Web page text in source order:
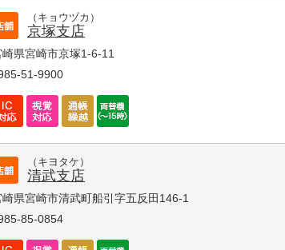
（キョウヅカ）
京塚支店
崎県宮崎市京塚1-6-11
51-9900
（キヨタケ）
清武支店
崎県宮崎市清武町船引字五反田146-1
85-0854